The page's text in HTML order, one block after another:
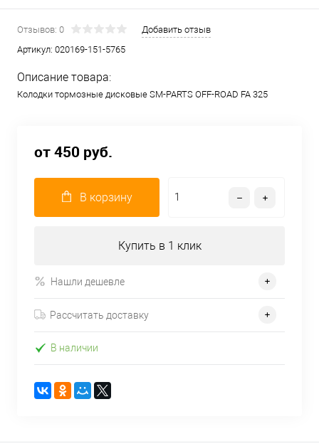
Отзывов: 0
Добавить отзыв
Артикул: 020169-151-5765
Описание товара:
Колодки тормозные дисковые SM-PARTS OFF-ROAD FA 325
от 450 руб.
В корзину
Купить в 1 клик
Нашли дешевле
Рассчитать доставку
В наличии